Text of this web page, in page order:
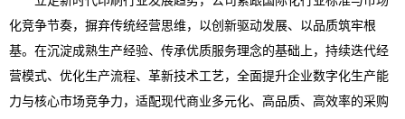
化竞争节奏，摒弃传统经营思维，以创新驱动发展、以品质筑牢根
基。在沉淀成熟生产经验、传承优质服务理念的基础上，持续迭代经
营模式、优化生产流程、革新技术工艺，全面提升企业数字化生产能
力与核心市场竞争力，适配现代商业多元化、高品质、高效率的采购